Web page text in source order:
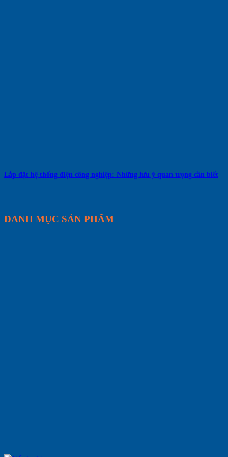
Lắp đặt hệ thống điện công nghiệp: Những lưu ý quan trọng cần biết
DANH MỤC SẢN PHẨM